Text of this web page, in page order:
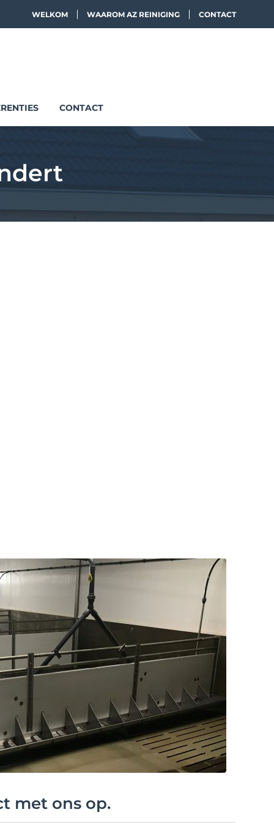
WELKOM WAAROM AZ REINIGING CONTACT
CONTACT
met ons op.